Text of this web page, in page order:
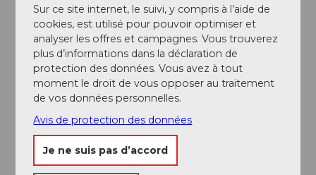
Facebook
A proximité
Evénement
Sur ce site internet, le suivi, y compris à l’aide de
cookies, est utilisé pour pouvoir optimiser et
analyser les offres et campagnes. Vous trouverez
plus d’informations dans la déclaration de
protection des données. Vous avez à tout
moment le droit de vous opposer au traitement
de vos données personnelles.
Avis de protection des données
Je ne suis pas d’accord